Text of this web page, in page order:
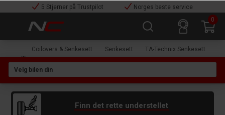
5 Stjerner på Trustpilot
Norges beste service
0
Coilovers & Senkesett Senkesett TA-Technix Senkesett
Finn det rette understellet